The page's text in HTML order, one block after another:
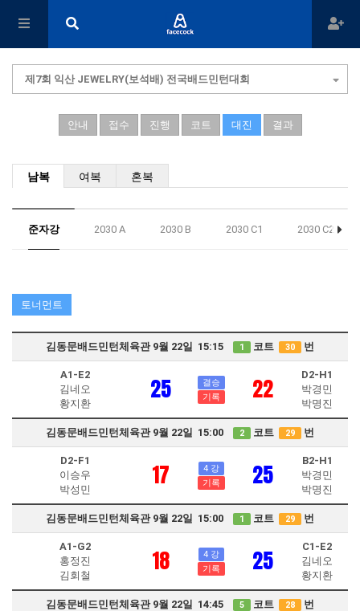
제7회 익산 JEWELRY(보석배) 전국배드민턴대회
안내 접수 진행 코트 대진 결과
남복 여복 혼복
준자강 2030 A 2030 B 2030 C1 2030 C2
토너먼트
김동문배드민턴체육관 9월 22일 15:15 1 코트 30 번
A1-E2
김네오
황지환
25
결승
기록
22
D2-H1
박경민
박명진
김동문배드민턴체육관 9월 22일 15:00 2 코트 29 번
D2-F1
이승우
박성민
17
4 강
기록
25
B2-H1
박경민
박명진
김동문배드민턴체육관 9월 22일 15:00 1 코트 29 번
A1-G2
홍정진
김회철
18
4 강
기록
25
C1-E2
김네오
황지환
김동문배드민턴체육관 9월 22일 14:45 5 코트 28 번